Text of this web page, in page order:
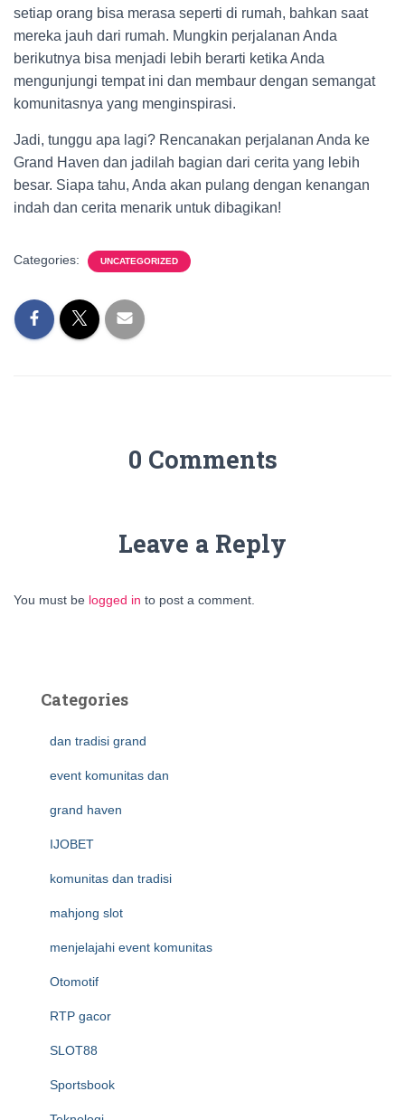
setiap orang bisa merasa seperti di rumah, bahkan saat
mereka jauh dari rumah. Mungkin perjalanan Anda
berikutnya bisa menjadi lebih berarti ketika Anda
mengunjungi tempat ini dan membaur dengan semangat
komunitasnya yang menginspirasi.
Jadi, tunggu apa lagi? Rencanakan perjalanan Anda ke
Grand Haven dan jadilah bagian dari cerita yang lebih
besar. Siapa tahu, Anda akan pulang dengan kenangan
indah dan cerita menarik untuk dibagikan!
Categories: UNCATEGORIZED
0 Comments
Leave a Reply
You must be logged in to post a comment.
Categories
dan tradisi grand
event komunitas dan
grand haven
IJOBET
komunitas dan tradisi
mahjong slot
menjelajahi event komunitas
Otomotif
RTP gacor
SLOT88
Sportsbook